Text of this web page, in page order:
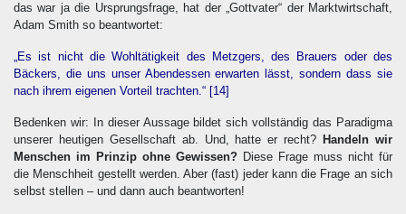
das war ja die Ursprungsfrage, hat der „Gottvater“ der Marktwirtschaft,
Adam Smith so beantwortet:
„Es ist nicht die Wohltätigkeit des Metzgers, des Brauers oder des
Bäckers, die uns unser Abendessen erwarten lässt, sondern dass sie
nach ihrem eigenen Vorteil trachten.“ [14]
Bedenken wir: In dieser Aussage bildet sich vollständig das Paradigma
unserer heutigen Gesellschaft ab. Und, hatte er recht? Handeln wir
Menschen im Prinzip ohne Gewissen? Diese Frage muss nicht für
die Menschheit gestellt werden. Aber (fast) jeder kann die Frage an sich
selbst stellen – und dann auch beantworten!